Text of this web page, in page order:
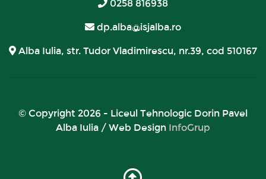
0258 816938
dp.alba@isjalba.ro
Alba Iulia, str. Tudor Vladimirescu, nr.39, cod 510167
© Copyright 2026 - Liceul Tehnologic Dorin Pavel
Alba Iulia / Web Design InfoGrup